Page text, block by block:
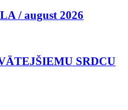
/ august 2026
SRDCU